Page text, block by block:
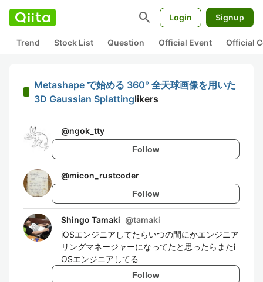
search Login Signup
Trend Stock List Question Official Event Official
Metashape で始める 360° 全天球画像を用いた
3D Gaussian Splattinglikers
@ngok_tty
Follow
@micon_rustcoder
Follow
Shingo Tamaki @tamaki
iOSエンジニアしてたらいつの間にかエンジニア
リングマネージャーになってたと思ったらまたi
OSエンジニアしてる
Follow